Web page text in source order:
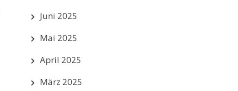
Juni 2025
Mai 2025
April 2025
März 2025